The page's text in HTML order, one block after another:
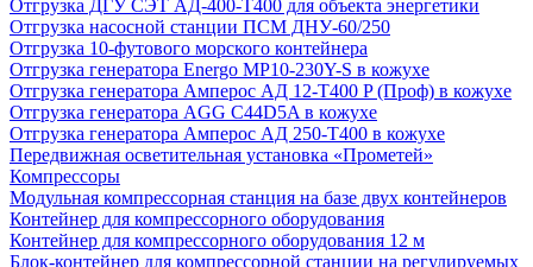
Отгрузка ДГУ СЭТ АД-400-Т400 для объекта энергетики
Отгрузка насосной станции ПСМ ДНУ-60/250
Отгрузка 10-футового морского контейнера
Отгрузка генератора Energo MP10-230Y-S в кожухе
Отгрузка генератора Амперос АД 12-Т400 P (Проф) в кожухе
Отгрузка генератора AGG C44D5A в кожухе
Отгрузка генератора Амперос АД 250-Т400 в кожухе
Передвижная осветительная установка «Прометей»
Компрессоры
Модульная компрессорная станция на базе двух контейнеров
Контейнер для компрессорного оборудования
Контейнер для компрессорного оборудования 12 м
Блок-контейнер для компрессорной станции на регулируемых